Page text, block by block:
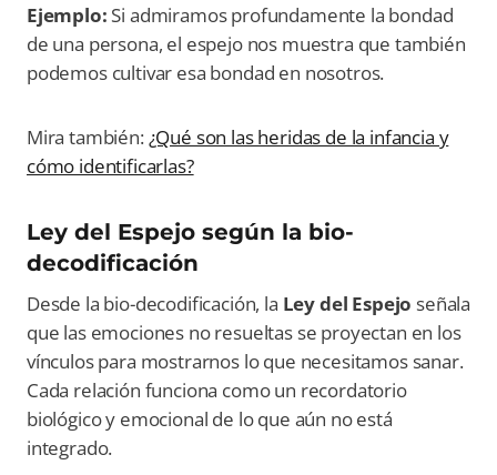
Ejemplo: Si admiramos profundamente la bondad
de una persona, el espejo nos muestra que también
podemos cultivar esa bondad en nosotros.
Mira también: ¿Qué son las heridas de la infancia y
cómo identificarlas?
Ley del Espejo según la bio-
decodificación
Desde la bio-decodificación, la Ley del Espejo señala
que las emociones no resueltas se proyectan en los
vínculos para mostrarnos lo que necesitamos sanar.
Cada relación funciona como un recordatorio
biológico y emocional de lo que aún no está
integrado.